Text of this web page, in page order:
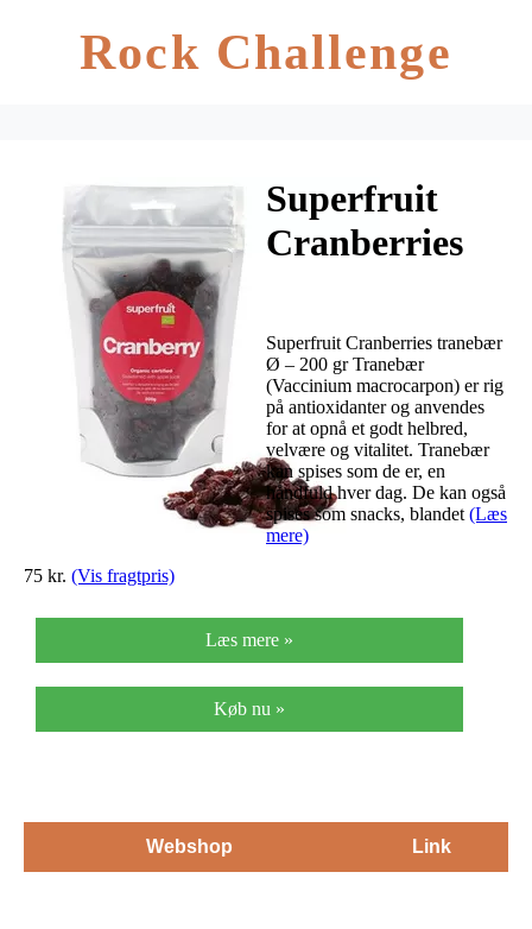
Rock Challenge
Superfruit
Cranberries
200 g
Superfruit Cranberries tranebær
Ø – 200 gr Tranebær
(Vaccinium macrocarpon) er rig
på antioxidanter og anvendes
for at opnå et godt helbred,
velvære og vitalitet. Tranebær
kan spises som de er, en
håndfuld hver dag. De kan også
spises som snacks, blandet (Læs
mere)
75 kr. (Vis fragtpris)
Læs mere »
Køb nu »
Webshop Link